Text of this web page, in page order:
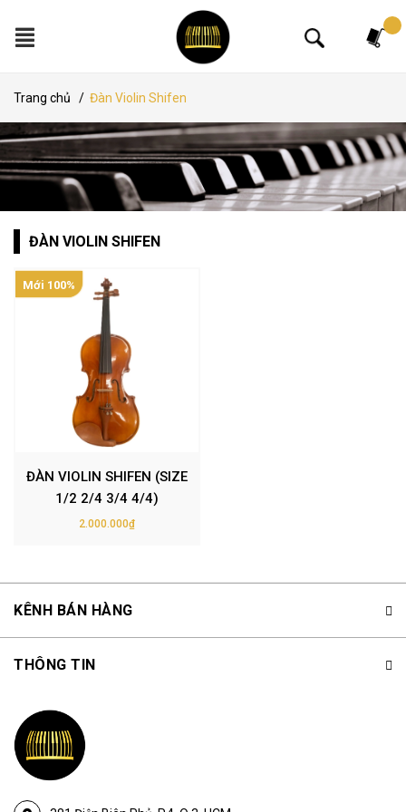
Trang chủ / Đàn Violin Shifen
ĐÀN VIOLIN SHIFEN
Mới 100%
ĐÀN VIOLIN SHIFEN (SIZE
1/2 2/4 3/4 4/4)
2.000.000₫
KÊNH BÁN HÀNG
THÔNG TIN